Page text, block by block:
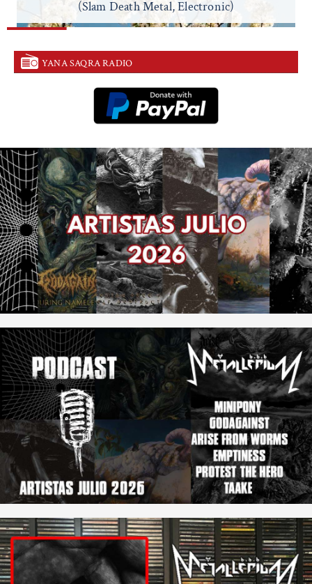
(Slam Death Metal, Electronic)
YANA SAQRA RADIO